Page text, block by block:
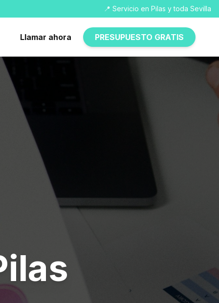
📍 Servicio en Pilas y toda Sevilla
Llamar ahora PRESUPUESTO GRATIS